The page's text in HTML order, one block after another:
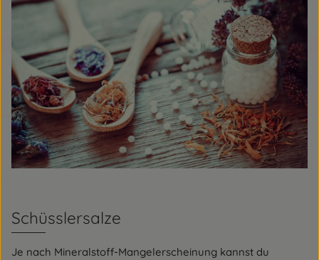
Schüsslersalze
Je nach Mineralstoff-Mangelerscheinung kannst du